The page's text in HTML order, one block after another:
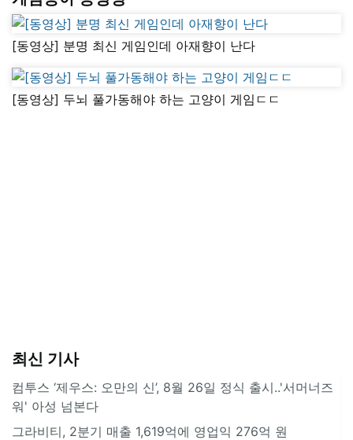
[동영상] 분명 최신 게임인데 아재향이 난다
[동영상] 두뇌 풀가동해야 하는 고양이 게임ㄷㄷ
최신 기사
컴투스 ‘제우스: 오만의 신’, 8월 26일 정식 출시..'서머너즈
워' 아성 넘본다
그라비티, 2분기 매출 1,619억에 영업익 276억 원